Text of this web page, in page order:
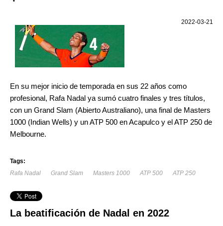
2022-03-21
En su mejor inicio de temporada en sus 22 años como
profesional, Rafa Nadal ya sumó cuatro finales y tres títulos,
con un Grand Slam (Abierto Australiano), una final de Masters
1000 (Indian Wells) y un ATP 500 en Acapulco y el ATP 250 de
Melbourne.
Tags:
Rafa Nadal
Grand Slam Masters 1000 ATP 500 ATP 250
La beatificación de Nadal en 2022